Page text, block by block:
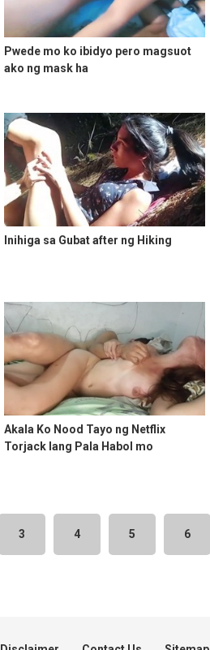
Pwede mo ko ibidyo pero magsuot
ako ng mask ha
Inihiga sa Gubat after ng Hiking
Akala Ko Nood Tayo ng Netflix
Torjack lang Pala Habol mo
3 4 5 6